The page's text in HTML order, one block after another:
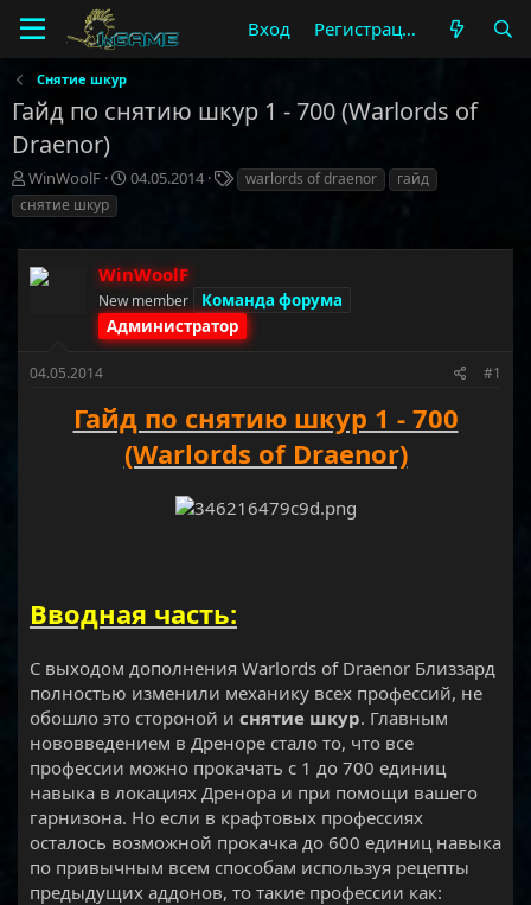
Вход Регистрация
Снятие шкур
Гайд по снятию шкур 1 - 700 (Warlords of
Draenor)
А
в
т
р
т
WinWoolF
Д
н
а
ч
а
л
04.05.2014
Т
е
warlords of draenor
гайд
снятие шкур
WinWoolF
New member
Команда форума
Администратор
04.05.2014 #1
Гайд по снятию шкур 1 - 700
(Warlords of Draenor)
Вводная часть:
С выходом дополнения Warlords of Draenor Близзард
полностью изменили механику всех профессий, не
обошло это стороной и снятие шкур. Главным
нововведением в Дреноре стало то, что все
профессии можно прокачать с 1 до 700 единиц
навыка в локациях Дренора и при помощи вашего
гарнизона. Но если в крафтовых профессиях
осталось возможной прокачка до 600 единиц навыка
по привычным всем способам используя рецепты
предыдущих аддонов, то такие профессии как: